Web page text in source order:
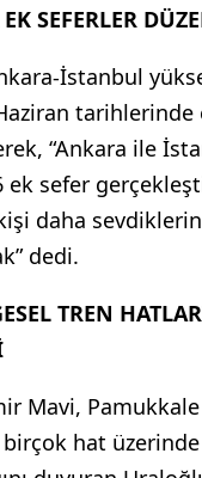
SEFERLER
İstanbul
tarihlerinde
“Ankara ile
ek sefer
daha
dedi.
TREN
Mavi,
hat